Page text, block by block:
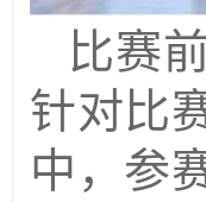
比赛
针对比
中，参